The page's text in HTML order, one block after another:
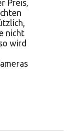
Preis,
nicht
wird